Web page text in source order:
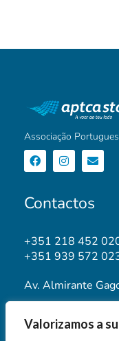
Valorizamos a
Associação
Contactos
+351 218 452
+351 939 572
Av. Almirante